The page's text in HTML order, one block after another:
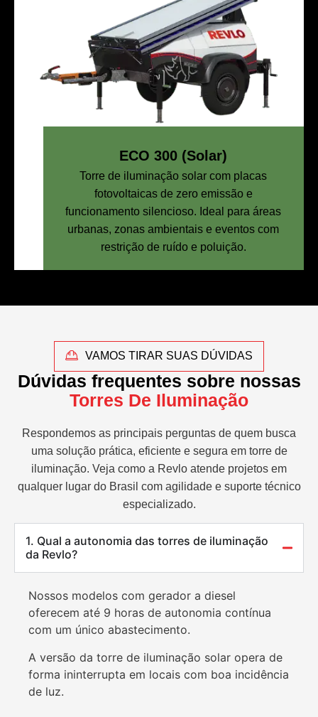
ECO 300 (Solar)
Torre de iluminação solar com placas
fotovoltaicas de zero emissão e
funcionamento silencioso. Ideal para áreas
urbanas, zonas ambientais e eventos com
restrição de ruído e poluição.
VAMOS TIRAR SUAS DÚVIDAS
Dúvidas frequentes sobre nossas
Torres De Iluminação
Respondemos as principais perguntas de quem busca
uma solução prática, eficiente e segura em torre de
iluminação. Veja como a Revlo atende projetos em
qualquer lugar do Brasil com agilidade e suporte técnico
especializado.
1. Qual a autonomia das torres de iluminação
da Revlo?
Nossos modelos com gerador a diesel
oferecem até 9 horas de autonomia contínua
com um único abastecimento.
A versão da torre de iluminação solar opera de
forma ininterrupta em locais com boa incidência
de luz.